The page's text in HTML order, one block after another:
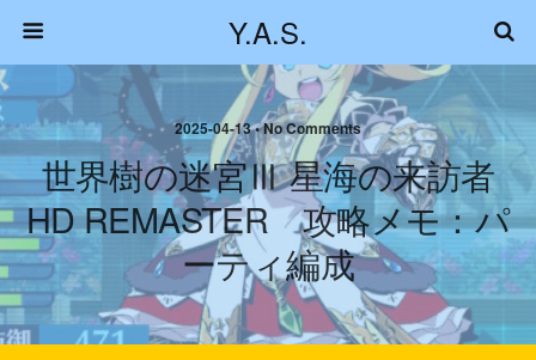
Y.A.S.
2025-04-13 • No Comments
世界樹の迷宮Ⅲ 星海の来訪者
HD REMASTER 攻略メモ：パ
ーティ編成